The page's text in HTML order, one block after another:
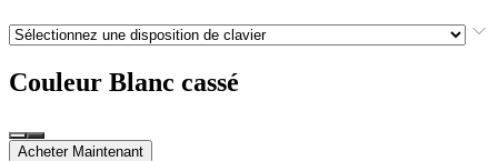
Couleur Blanc cassé
Acheter Maintenant